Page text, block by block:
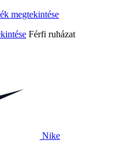
Férfi ruházat
Nike